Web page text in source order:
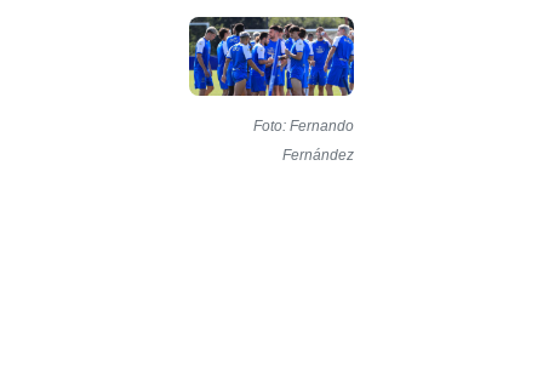
Foto: Fernando
Fernández